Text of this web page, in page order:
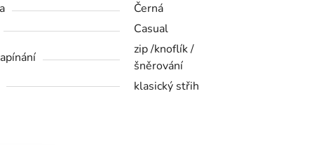
Černá
Casual
zip /knoflík /
šněrování
klasický střih